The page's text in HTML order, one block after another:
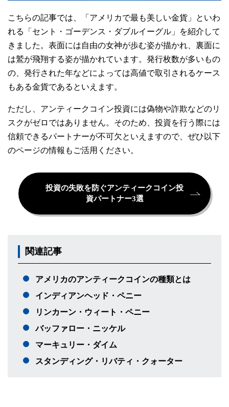
こちらの記事では、「アメリカで最も美しい金貨」といわ
れる「セント・ゴーデンス・ダブルイーグル」を紹介して
きました。表面には自由の女神が歩む姿が描かれ、裏面に
は鷲が飛翔する姿が描かれています。発行枚数が多いもの
の、発行された年などによっては高値で取引されるケース
もある金貨であるといえます。
ただし、アンティークコイン投資には偽物や詐欺などのリ
スクがゼロではありません。そのため、投資を行う際には
信頼できるパートナーが不可欠といえますので、ぜひ以下
のページの情報もご活用ください。
投資の失敗を防ぐアンティークコイン投
資パートナー3選
関連記事
アメリカのアンティークコインの種類とは
インディアンヘッド・ペニー
リンカーン・ウィート・ペニー
バッファロー・ニッケル
マーキュリー・ダイム
スタンディング・リバティ・クォーター